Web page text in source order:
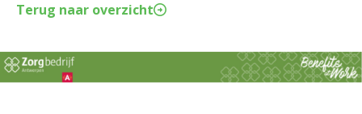
Terug naar overzicht